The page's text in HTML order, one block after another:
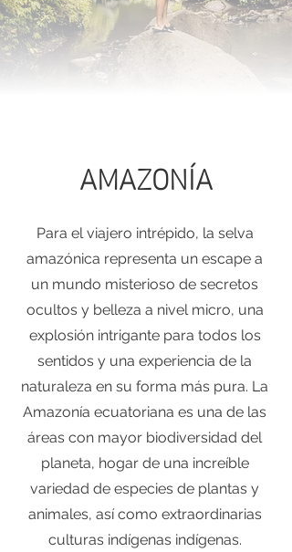
AMAZONÍA
Para el viajero intrépido, la selva
amazónica representa un escape a
un mundo misterioso de secretos
ocultos y belleza a nivel micro, una
explosión intrigante para todos los
sentidos y una experiencia de la
naturaleza en su forma más pura. La
Amazonía ecuatoriana es una de las
áreas con mayor biodiversidad del
planeta, hogar de una increíble
variedad de especies de plantas y
animales, así como extraordinarias
culturas indígenas indígenas.